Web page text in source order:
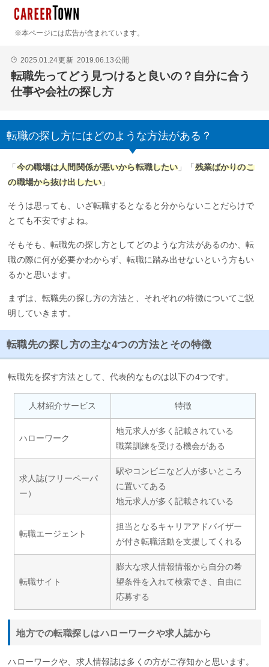
※本ページには広告が含まれています。
🕒 2025.01.24更新 2019.06.13公開
転職先ってどう見つけると良いの？自分に合う
仕事や会社の探し方
転職の探し方にはどのような方法がある？
「 今の職場は人間関係が悪いから転職したい 」「 残業ばかりのこ
の職場から抜け出したい 」
そうは思っても、いざ転職するとなると分からないことだらけで
とても不安ですよね。
そもそも、転職先の探し方としてどのような方法があるのか、転
職の際に何が必要かわからず、転職に踏み出せないという方もい
るかと思います。
まずは、転職先の探し方の方法と、それぞれの特徴についてご説
明していきます。
転職先の探し方の主な4つの方法とその特徴
転職先を探す方法として、代表的なものは以下の4つです。
人材紹介サービス 特徴
ハローワーク
地元求人が多く記載されている
職業訓練を受ける機会がある
求人誌(フリーペーパ
ー）
駅やコンビニなど人が多いところ
に置いてある
地元求人が多く記載されている
転職エージェント
担当となるキャリアアドバイザー
が付き転職活動を支援してくれる
転職サイト
膨大な求人情報情報から自分の希
望条件を入れて検索でき、自由に
応募する
地方での転職探しはハローワークや求人誌から
ハローワークや、求人情報誌は多くの方がご存知かと思います。